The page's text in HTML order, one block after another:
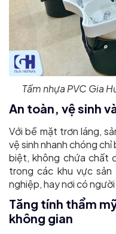
Tấm nhựa PVC Gia
An toàn, vệ sinh
Với bề mặt trơn láng,
vệ sinh nhanh chóng
biệt, không chứa chất
trong các khu vực
nghiệp, hay nơi có
Tăng tính thẩm
không gian